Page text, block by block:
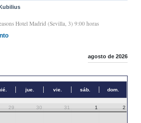
Hotel Madrid (Sevilla, 3) 9:00 horas
agosto de 2026
jue. vie. sáb. dom.
29 30 31 1 2